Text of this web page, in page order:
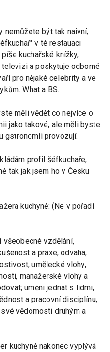
nemůžete být tak naivní,
v té restauaci
kuchařské knížky,
televizi a poskytuje odborné
pro nějaké celebrity a ve
What a BS.
měli vědět co nejvíce o
jako takové, ale měli byste
gstronomii provozují.
profil šéfkuchaře,
tak jak jsem ho v Česku
kuchyně: (Ne v pořadí
všeobecné vzdělání,
a praxe, odvaha,
umělecké vlohy,
manažerské vlohy a
umění jednat s lidmi,
a pracovní disciplínu,
vědomosti druhým a
kuchyně nakonec vyplývá